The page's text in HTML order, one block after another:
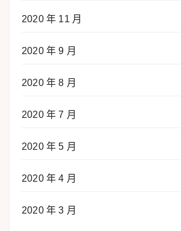
2020 年 11 月
2020 年 9 月
2020 年 8 月
2020 年 7 月
2020 年 5 月
2020 年 4 月
2020 年 3 月